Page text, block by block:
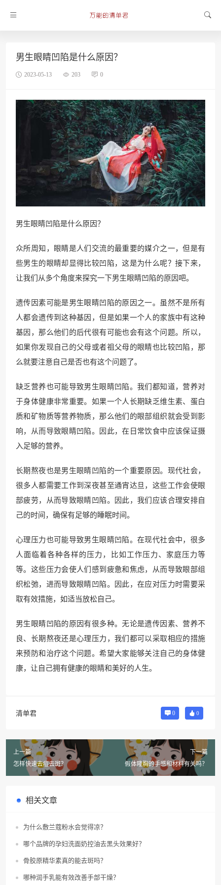
男生眼睛凹陷是什么原因？
2023-05-13 203 0
男生眼睛凹陷是什么原因？
众所周知，眼睛是人们交流的最重要的媒介之一，但是有
些男生的眼睛却显得比较凹陷，这是为什么呢？接下来，
让我们从多个角度来探究一下男生眼睛凹陷的原因吧。
遗传因素可能是男生眼睛凹陷的原因之一。虽然不是所有
人都会遗传到这种基因，但是如果一个人的家族中有这种
基因，那么他们的后代很有可能也会有这个问题。所以，
如果你发现自己的父母或者祖父母的眼睛也比较凹陷，那
么就要注意自己是否也有这个问题了。
缺乏营养也可能导致男生眼睛凹陷。我们都知道，营养对
于身体健康非常重要。如果一个人长期缺乏维生素、蛋白
质和矿物质等营养物质，那么他们的眼部组织就会受到影
响，从而导致眼睛凹陷。因此，在日常饮食中应该保证摄
入足够的营养。
长期熬夜也是男生眼睛凹陷的一个重要原因。现代社会，
很多人都需要工作到深夜甚至通宵达旦，这些工作会使眼
部疲劳，从而导致眼睛凹陷。因此，我们应该合理安排自
己的时间，确保有足够的睡眠时间。
心理压力也可能导致男生眼睛凹陷。在现代社会中，很多
人面临着各种各样的压力，比如工作压力、家庭压力等
等。这些压力会使人们感到疲惫和焦虑，从而导致眼部组
织松弛，进而导致眼睛凹陷。因此，在应对压力时需要采
取有效措施，如适当放松自己。
男生眼睛凹陷的原因有很多种。无论是遗传因素、营养不
良、长期熬夜还是心理压力，我们都可以采取相应的措施
来预防和治疗这个问题。希望大家能够关注自己的身体健
康，让自己拥有健康的眼睛和美好的人生。
清单君 0 0
上一篇
怎样快速去痘去斑？
下一篇
假体隆胸的手感和材料有关吗？
相关文章
为什么敷兰蔻粉水会觉得凉？
哪个品牌的孕妇洗面奶控油去黑头效果好？
骨胶原精华素真的能去斑吗？
哪种润手乳能有效改善手部干燥？